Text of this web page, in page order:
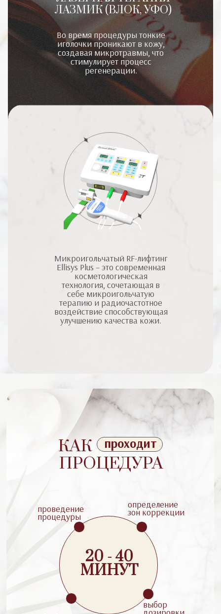
ЛАЗМИК (ВЛОК, УФО)
Во время процедуры тонкие
иголочки проникают в кожу,
создавая микротравмы, что
стимулирует процесс
регенерации.
Микроигольчатый RF-лифтинг
Ellisys Plus – это современная
косметологическая
технология, сочетающая в
себе микроигольчатую
терапию и радиочастотное
воздействие способствующая
улучшению качества кожи.
20 - 40
МИНУТ
КАК
ПРОЦЕДУРА
проходит
выбор
определение
зон коррекции
проведение
процедуры